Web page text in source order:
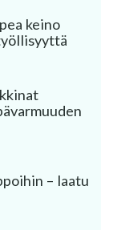
keino
– laatu